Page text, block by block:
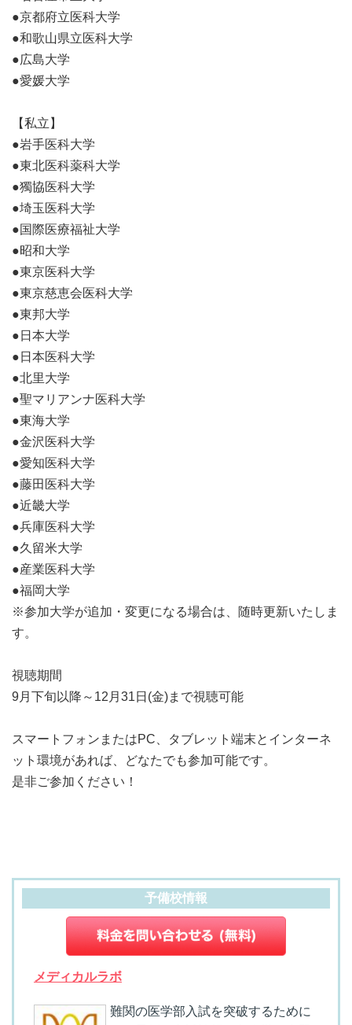
●京都府立医科大学
●和歌山県立医科大学
●広島大学
●愛媛大学
【私立】
●岩手医科大学
●東北医科薬科大学
●獨協医科大学
●埼玉医科大学
●国際医療福祉大学
●昭和大学
●東京医科大学
●東京慈恵会医科大学
●東邦大学
●日本大学
●日本医科大学
●北里大学
●聖マリアンナ医科大学
●東海大学
●金沢医科大学
●愛知医科大学
●藤田医科大学
●近畿大学
●兵庫医科大学
●久留米大学
●産業医科大学
●福岡大学
※参加大学が追加・変更になる場合は、随時更新いたしま
す。
視聴期間
9月下旬以降～12月31日(金)まで視聴可能
スマートフォンまたはPC、タブレット端末とインターネ
ット環境があれば、どなたでも参加可能です。
是非ご参加ください！
予備校情報
メディカルラボ
難関の医学部入試を突破するために